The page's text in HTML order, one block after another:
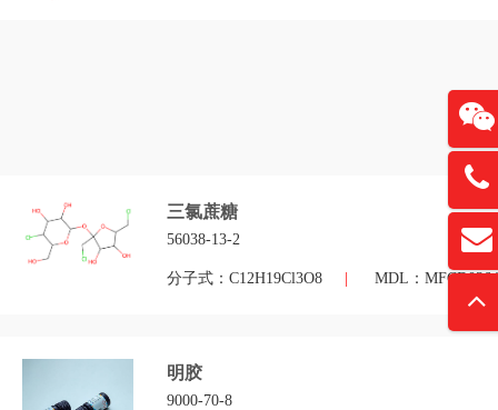
三氯蔗糖
56038-13-2
分子式：C12H19Cl3O8 MDL：
明胶
9000-70-8
扫